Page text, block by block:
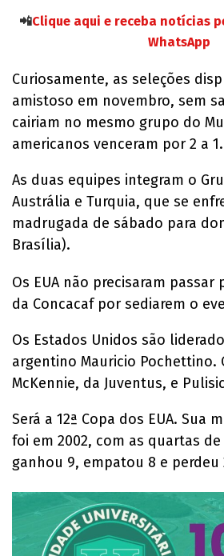
📲Clique aqui e receba notícias
WhatsApp
Curiosamente, as seleções
amistoso em novembro, sem
cairiam no mesmo grupo do
americanos venceram por 2 a 1.
As duas equipes integram o
Austrália e Turquia, que se
madrugada de sábado para
Brasília).
Os EUA não precisaram
da Concacaf por sediarem o
Os Estados Unidos são
argentino Mauricio Pochettino.
McKennie, da Juventus, e
Será a 12ª Copa dos EUA. Sua
foi em 2002, com as quartas
ganhou 9, empatou 8 e perdeu